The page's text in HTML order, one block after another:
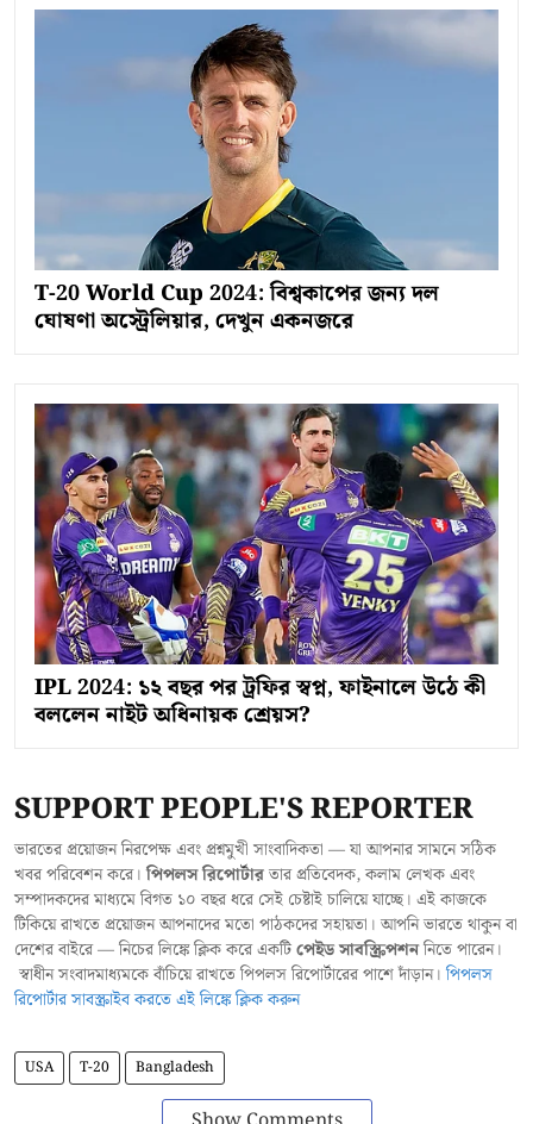
T-20 World Cup 2024: বিশ্বকাপের জন্য দল
ঘোষণা অস্ট্রেলিয়ার, দেখুন একনজরে
IPL 2024: ১২ বছর পর ট্রফির স্বপ্ন, ফাইনালে উঠে কী
বললেন নাইট অধিনায়ক শ্রেয়স?
SUPPORT PEOPLE'S REPORTER
ভারতের প্রয়োজন নিরপেক্ষ এবং প্রশ্নমুখী সাংবাদিকতা — যা আপনার সামনে সঠিক
খবর পরিবেশন করে।পিপলস রিপোর্টারতার প্রতিবেদক, কলাম লেখক এবং
সম্পাদকদের মাধ্যমে বিগত ১০ বছর ধরে সেই চেষ্টাই চালিয়ে যাচ্ছে। এই কাজকে
টিকিয়ে রাখতে প্রয়োজন আপনাদের মতো পাঠকদের সহায়তা। আপনি ভারতে থাকুন বা
দেশের বাইরে — নিচের লিঙ্কে ক্লিক করে একটিপেইড সাবস্ক্রিপশননিতে পারেন।
স্বাধীন সংবাদমাধ্যমকে বাঁচিয়ে রাখতে পিপলস রিপোর্টারের পাশে দাঁড়ান।পিপলস
রিপোর্টার সাবস্ক্রাইব করতে এই লিঙ্কে ক্লিক করুন
USA T-20 Bangladesh